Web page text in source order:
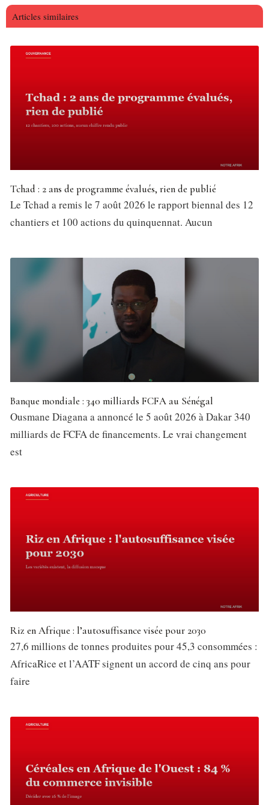
Articles similaires
Tchad : 2 ans de programme évalués, rien de publié
Le Tchad a remis le 7 août 2026 le rapport biennal des 12
chantiers et 100 actions du quinquennat. Aucun
Banque mondiale : 340 milliards FCFA au Sénégal
Ousmane Diagana a annoncé le 5 août 2026 à Dakar 340
milliards de FCFA de financements. Le vrai changement
est
Riz en Afrique : l’autosuffisance visée pour 2030
27,6 millions de tonnes produites pour 45,3 consommées :
AfricaRice et l’AATF signent un accord de cinq ans pour
faire